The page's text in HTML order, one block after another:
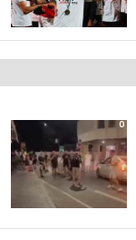
0